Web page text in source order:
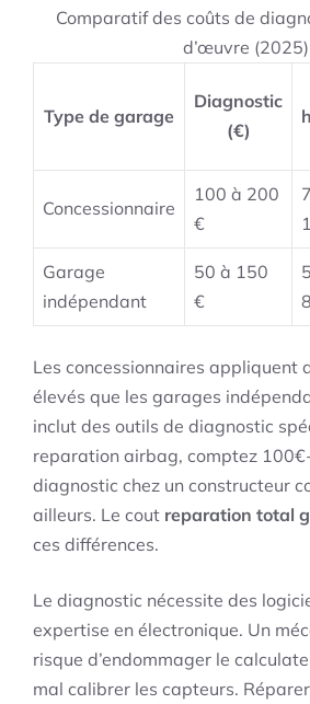
Comparatif des coûts de
d’œuvre (2025)
Type de garage
Diagnostic
(€)
Concessionnaire
100 à 200
€
Garage
indépendant
50 à 150
€
Les concessionnaires appliquent
élevés que les garages
inclut des outils de diagnostic
reparation airbag, comptez
diagnostic chez un constructeur
ailleurs. Le cout reparation total
ces différences.
Le diagnostic nécessite des
expertise en électronique. Un
risque d’endommager le
mal calibrer les capteurs.